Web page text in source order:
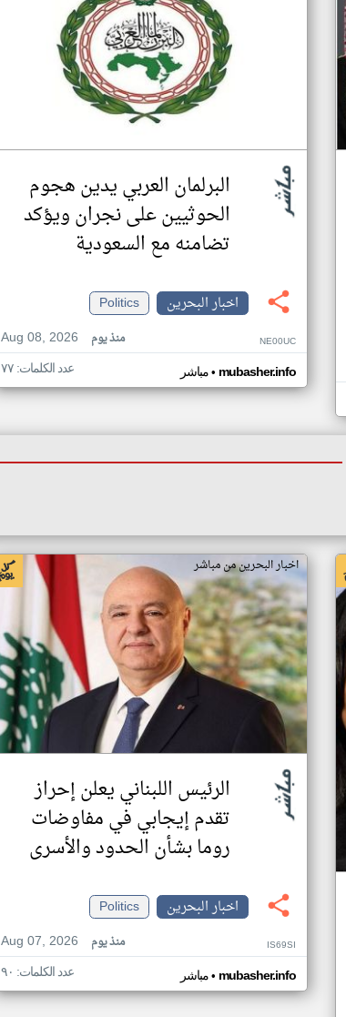
البرلمان العربي يدين هجوم
الحوثيين على نجران ويؤكد
تضامنه مع السعودية
اخبار البحرين
Politics
Aug 08, 2026
منذ يوم NE00UC
مباشر• mubasher.info عدد الكلمات: ٧٧
اخبار البحرين من مباشر
الرئيس اللبناني يعلن إحراز
تقدم إيجابي في مفاوضات
روما بشأن الحدود والأسرى
اخبار البحرين
Politics
Aug 07, 2026
منذ يوم IS69SI
مباشر• mubasher.info عدد الكلمات: ٩٠